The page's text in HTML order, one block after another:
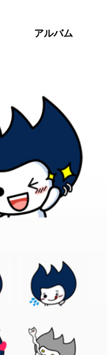
アルバム